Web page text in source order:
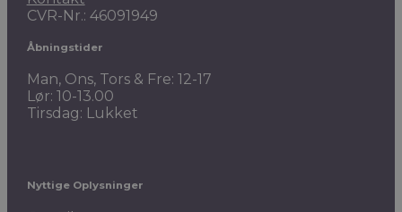
CVR-Nr.: 46091949
Åbningstider
Man, Ons, Tors & Fre: 12-17
Lør: 10-13.00
Tirsdag: Lukket
Nyttige Oplysninger